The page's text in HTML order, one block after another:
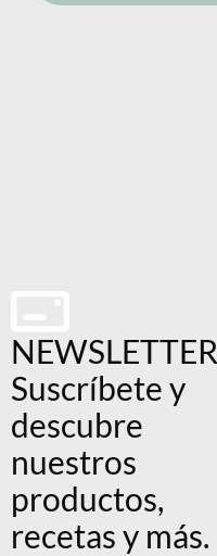
NEWSLETTER
Suscríbete y
descubre
nuestros
productos,
recetas y más.